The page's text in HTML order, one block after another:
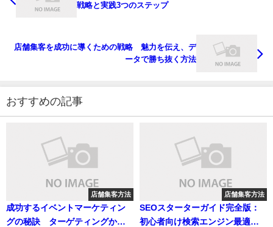
戦略と実践3つのステップ
店舗集客を成功に導くための戦略 魅力を伝え、デ
ータで勝ち抜く方法
おすすめの記事
店舗集客方法
成功するイベントマーケティン
グの秘訣 ターゲティングから
店舗集客方法
SEOスターターガイド完全版：
初心者向け検索エンジン最適化